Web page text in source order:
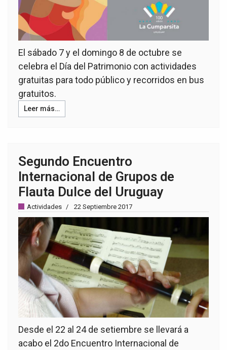
El sábado 7 y el domingo 8 de octubre se
celebra el Día del Patrimonio con actividades
gratuitas para todo público y recorridos en bus
gratuitos.
Leer más…
Segundo Encuentro
Internacional de Grupos de
Flauta Dulce del Uruguay
Actividades 22 Septiembre 2017
Desde el 22 al 24 de setiembre se llevará a
acabo el 2do Encuentro Internacional de